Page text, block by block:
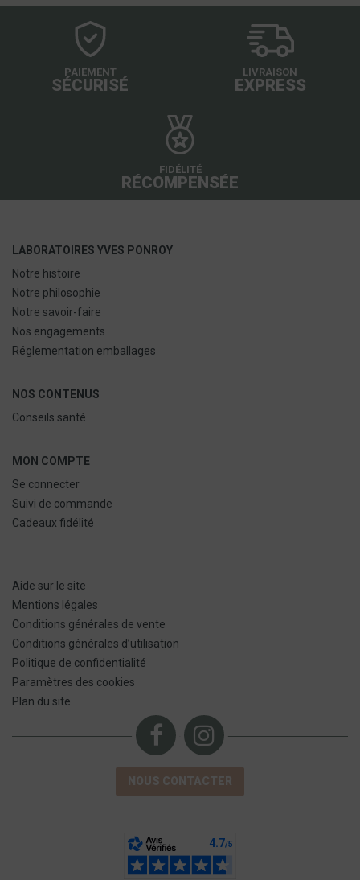
PAIEMENT
SÉCURISÉ
LIVRAISON
EXPRESS
FIDÉLITÉ
RÉCOMPENSÉE
LABORATOIRES YVES PONROY
Notre histoire
Notre philosophie
Notre savoir-faire
Nos engagements
Réglementation emballages
NOS CONTENUS
Conseils santé
MON COMPTE
Se connecter
Suivi de commande
Cadeaux fidélité
Aide sur le site
Mentions légales
Conditions générales de vente
Conditions générales d’utilisation
Politique de confidentialité
Paramètres des cookies
Plan du site
NOUS CONTACTER